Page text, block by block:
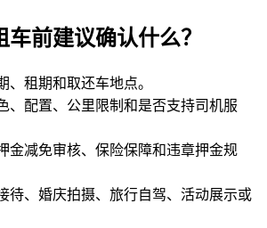
前建议确认什么？
租期和取还车地点。
、配置、公里限制和是否支持司机服
金减免审核、保险保障和违章押金规
待、婚庆拍摄、旅行自驾、活动展示或